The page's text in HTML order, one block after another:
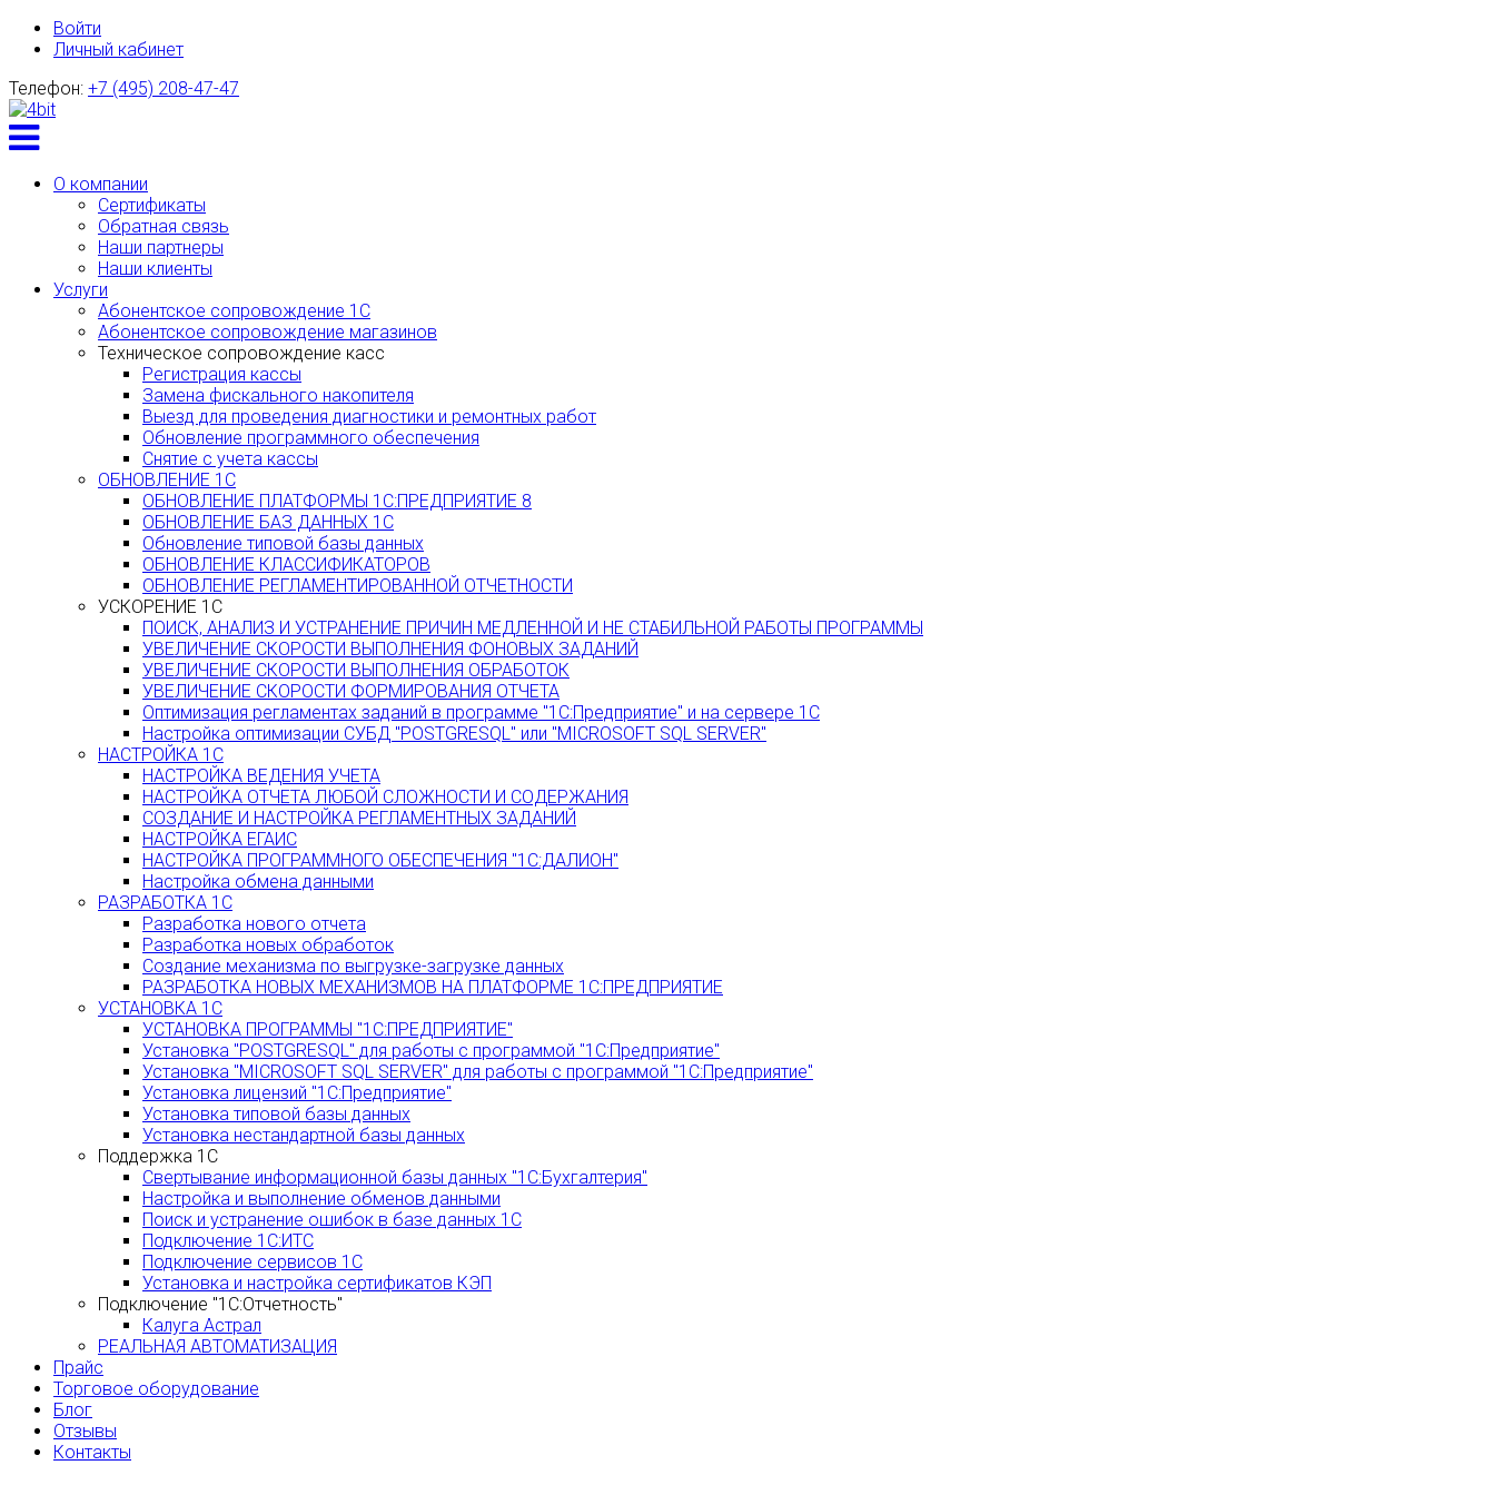
Войти
Личный кабинет
Телефон: +7 (495) 208-47-47
Toggle
menu
О компании
Сертификаты
Обратная связь
Наши партнеры
Наши клиенты
Услуги
Абонентское сопровождение 1С
Абонентское сопровождение магазинов
Техническое сопровождение касс
Регистрация кассы
Замена фискального накопителя
Выезд для проведения диагностики и ремонтных работ
Обновление программного обеспечения
Снятие с учета кассы
ОБНОВЛЕНИЕ 1С
ОБНОВЛЕНИЕ ПЛАТФОРМЫ 1С:ПРЕДПРИЯТИЕ 8
ОБНОВЛЕНИЕ БАЗ ДАННЫХ 1С
Обновление типовой базы данных
ОБНОВЛЕНИЕ КЛАССИФИКАТОРОВ
ОБНОВЛЕНИЕ РЕГЛАМЕНТИРОВАННОЙ ОТЧЕТНОСТИ
УСКОРЕНИЕ 1С
ПОИСК, АНАЛИЗ И УСТРАНЕНИЕ ПРИЧИН МЕДЛЕННОЙ И НЕ СТАБИЛЬНОЙ РАБОТЫ ПРОГРАММЫ
УВЕЛИЧЕНИЕ СКОРОСТИ ВЫПОЛНЕНИЯ ФОНОВЫХ ЗАДАНИЙ
УВЕЛИЧЕНИЕ СКОРОСТИ ВЫПОЛНЕНИЯ ОБРАБОТОК
УВЕЛИЧЕНИЕ СКОРОСТИ ФОРМИРОВАНИЯ ОТЧЕТА
Оптимизация регламентах заданий в программе "1С:Предприятие" и на сервере 1С
Настройка оптимизации СУБД "POSTGRESQL" или "MICROSOFT SQL SERVER"
НАСТРОЙКА 1С
НАСТРОЙКА ВЕДЕНИЯ УЧЕТА
НАСТРОЙКА ОТЧЕТА ЛЮБОЙ СЛОЖНОСТИ И СОДЕРЖАНИЯ
СОЗДАНИЕ И НАСТРОЙКА РЕГЛАМЕНТНЫХ ЗАДАНИЙ
НАСТРОЙКА ЕГАИС
НАСТРОЙКА ПРОГРАММНОГО ОБЕСПЕЧЕНИЯ "1С:ДАЛИОН"
Настройка обмена данными
РАЗРАБОТКА 1С
Разработка нового отчета
Разработка новых обработок
Создание механизма по выгрузке-загрузке данных
РАЗРАБОТКА НОВЫХ МЕХАНИЗМОВ НА ПЛАТФОРМЕ 1С:ПРЕДПРИЯТИЕ
УСТАНОВКА 1С
УСТАНОВКА ПРОГРАММЫ "1С:ПРЕДПРИЯТИЕ"
Установка "POSTGRESQL" для работы с программой "1С:Предприятие"
Установка "MICROSOFT SQL SERVER" для работы с программой "1С:Предприятие"
Установка лицензий "1С:Предприятие"
Установка типовой базы данных
Установка нестандартной базы данных
Поддержка 1С
Свертывание информационной базы данных "1С:Бухгалтерия"
Настройка и выполнение обменов данными
Поиск и устранение ошибок в базе данных 1С
Подключение 1С:ИТС
Подключение сервисов 1С
Установка и настройка сертификатов КЭП
Подключение "1С:Отчетность"
Калуга Астрал
РЕАЛЬНАЯ АВТОМАТИЗАЦИЯ
Прайс
Торговое оборудование
Блог
Отзывы
Контакты